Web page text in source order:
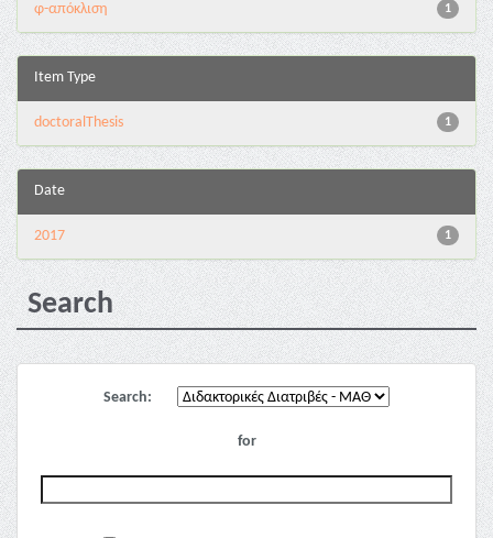
1
φ-απόκλιση
Item Type
1
doctoralThesis
Date
1
2017
Search
Search:
for